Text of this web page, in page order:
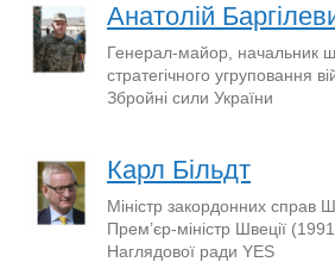
Анатолій
Генерал-майор, начальник
стратегічного угруповання
Збройні сили України
Карл Більдт
Міністр закордонних справ
Прем’єр-міністр Швеції
Наглядової ради YES